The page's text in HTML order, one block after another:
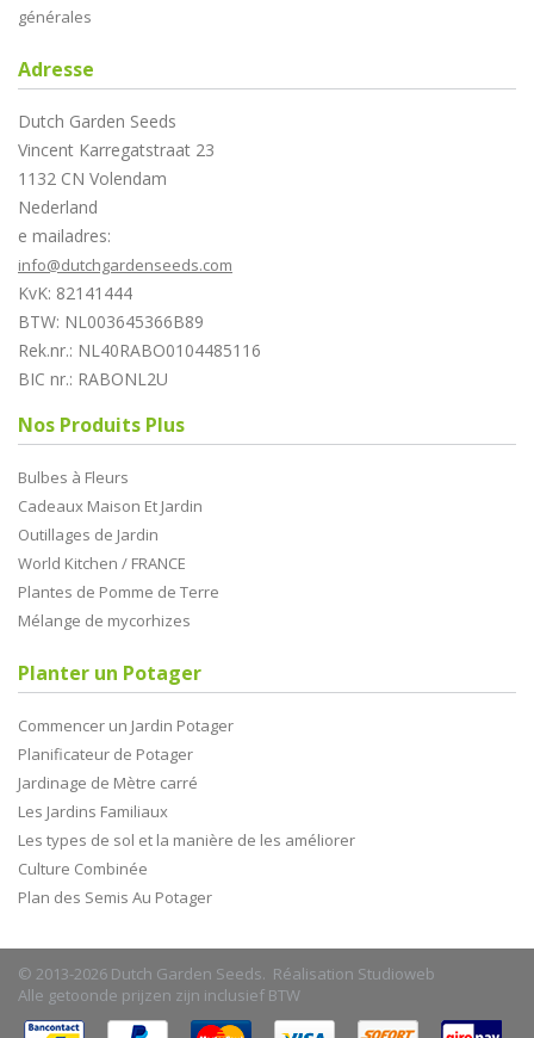
générales
Adresse
Dutch Garden Seeds
Vincent Karregatstraat 23
1132 CN Volendam
Nederland
e mailadres:
info@dutchgardenseeds.com
KvK: 82141444
BTW: NL003645366B89
Rek.nr.: NL40RABO0104485116
BIC nr.: RABONL2U
Nos Produits Plus
Bulbes à Fleurs
Cadeaux Maison Et Jardin
Outillages de Jardin
World Kitchen / FRANCE
Plantes de Pomme de Terre
Mélange de mycorhizes
Planter un Potager
Commencer un Jardin Potager
Planificateur de Potager
Jardinage de Mètre carré
Les Jardins Familiaux
Les types de sol et la manière de les améliorer
Culture Combinée
Plan des Semis Au Potager
© 2013-2026 Dutch Garden Seeds. Réalisation Studioweb
Alle getoonde prijzen zijn inclusief BTW